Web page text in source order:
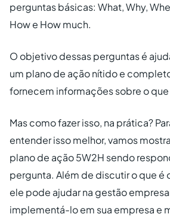
perguntas básicas: What, Why,
How e How much.
O objetivo dessas perguntas é
um plano de ação nítido e
fornecem informações sobre o
Mas como fazer isso, na prática?
entender isso melhor, vamos
plano de ação 5W2H sendo
pergunta. Além de discutir o que é
ele pode ajudar na gestão
implementá-lo em sua empresa e